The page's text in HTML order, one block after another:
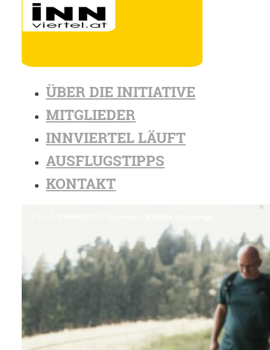
ÜBER DIE INITIATIVE
MITGLIEDER
INNVIERTEL LÄUFT
AUSFLUGSTIPPS
KONTAKT